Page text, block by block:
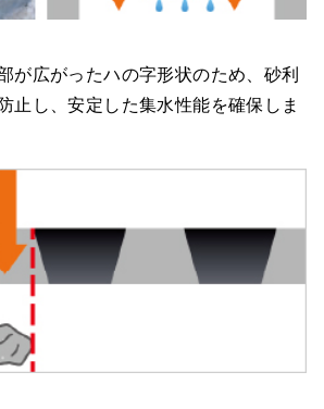
が広がったハの字形状のため、砂利
止し、安定した集水性能を確保しま